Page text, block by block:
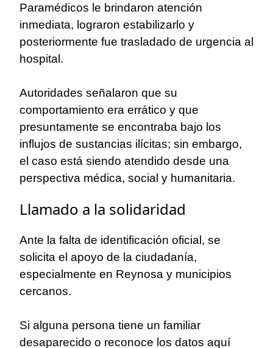
Paramédicos le brindaron atención
inmediata, lograron estabilizarlo y
posteriormente fue trasladado de urgencia al
hospital.
Autoridades señalaron que su
comportamiento era errático y que
presuntamente se encontraba bajo los
influjos de sustancias ilícitas; sin embargo,
el caso está siendo atendido desde una
perspectiva médica, social y humanitaria.
Llamado a la solidaridad
Ante la falta de identificación oficial, se
solicita el apoyo de la ciudadanía,
especialmente en Reynosa y municipios
cercanos.
Si alguna persona tiene un familiar
desaparecido o reconoce los datos aquí